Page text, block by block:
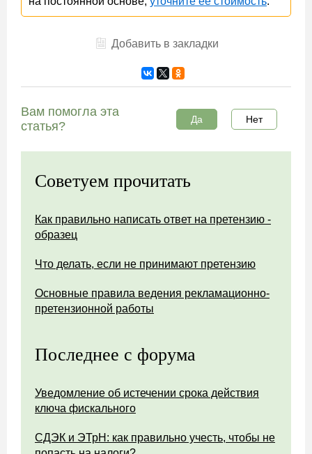
Добавить в закладки
Вам помогла эта
статья?
Да Нет
Советуем прочитать
Как правильно написать ответ на претензию -
образец
Что делать, если не принимают претензию
Основные правила ведения рекламационно-
претензионной работы
Последнее с форума
Уведомление об истечении срока действия
ключа фискального
СДЭК и ЭТрН: как правильно учесть, чтобы не